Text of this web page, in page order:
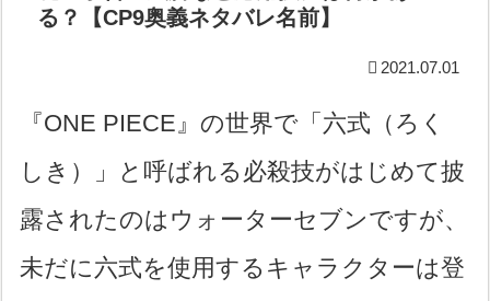
る？【CP9奥義ネタバレ名前】
2021.07.01
『ONE PIECE』の世界で「六式（ろく
しき）」と呼ばれる必殺技がはじめて披
露されたのはウォーターセブンですが、
未だに六式を使用するキャラクターは登